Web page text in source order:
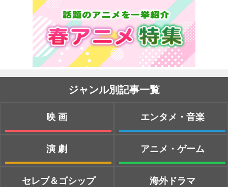
ジャンル別記事一覧
映画
演劇
セレブ＆ゴシップ
エンタメ・音楽
アニメ・ゲーム
海外ドラマ